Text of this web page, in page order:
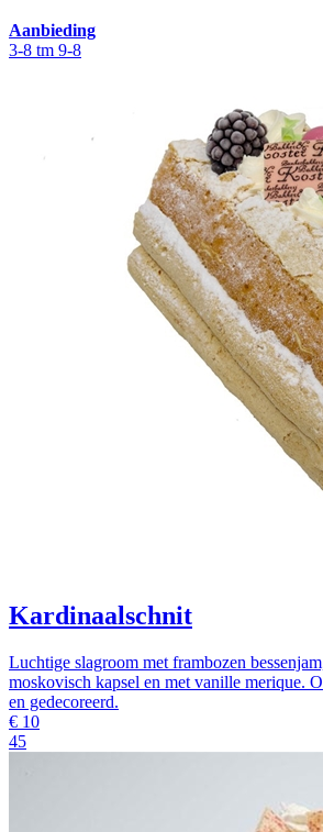
Aanbieding
3-8 tm 9-8
Kardinaalschnit
Luchtige slagroom met frambozen
moskovisch kapsel en met vanille merique.
en gedecoreerd.
€ 10
45